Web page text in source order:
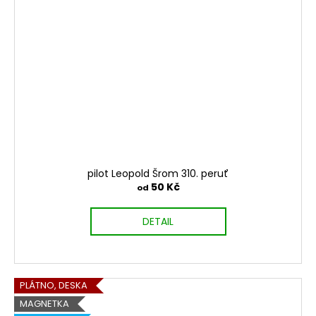
pilot Leopold Šrom 310. peruť
od 50 Kč
DETAIL
PLÁTNO, DESKA
MAGNETKA